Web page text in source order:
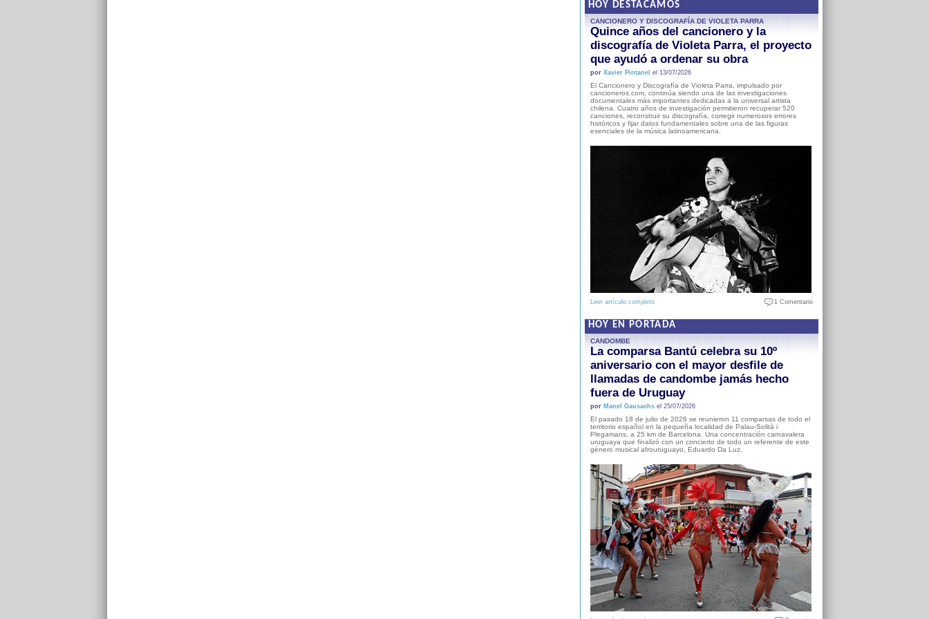
HOY DESTACAMOS
CANCIONERO Y DISCOGRAFÍA DE VIOLETA PARRA
Quince años del cancionero y la
discografía de Violeta Parra, el proyecto
que ayudó a ordenar su obra
por Xavier Pintanel el 13/07/2026
El Cancionero y Discografía de Violeta Parra, impulsado por
cancioneros.com, continúa siendo una de las investigaciones
documentales más importantes dedicadas a la universal artista
chilena. Cuatro años de investigación permitieron recuperar 520
canciones, reconstruir su discografía, corregir numerosos errores
históricos y fijar datos fundamentales sobre una de las figuras
esenciales de la música latinoamericana.
Leer artículo completo 1 Comentario
HOY EN PORTADA
CANDOMBE
La comparsa Bantú celebra su 10º
aniversario con el mayor desfile de
llamadas de candombe jamás hecho
fuera de Uruguay
por Manel Gausachsel 25/07/2026
El pasado 18 de julio de 2026 se reunieron 11 comparsas de todo el
territorio español en la pequeña localidad de Palau-Solità i
Plegamans, a 25 km de Barcelona. Una concentración carnavalera
uruguaya que finalizó con un concierto de todo un referente de este
género musical afrouruguayo, Eduardo Da Luz.